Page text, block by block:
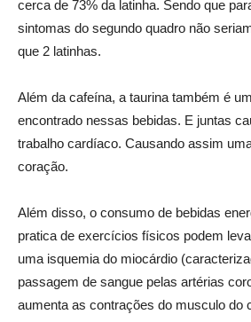
cerca de 73% da latinha. Sendo que
sintomas do segundo quadro não
que 2 latinhas.
Além da cafeína, a taurina também é
encontrado nessas bebidas. E juntas
trabalho cardíaco. Causando assim
coração.
Além disso, o consumo de bebidas
pratica de exercícios físicos podem
uma isquemia do miocárdio
passagem de sangue pelas artérias
aumenta as contrações do musculo do